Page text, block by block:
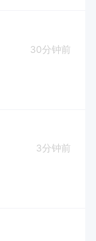
30分钟前
3分钟前